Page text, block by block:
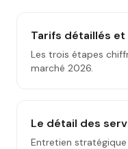
Tarifs détaillés
Les trois étapes
marché 2026.
Le détail des
Entretien